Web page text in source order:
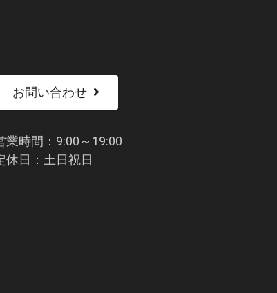
お問い合わせ
業時間：9:00～19:00
休日：土日祝日